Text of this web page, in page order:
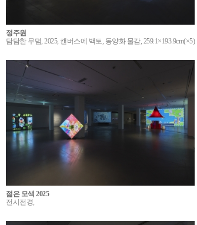
정주원
담담한 무덤, 2025, 캔버스에 백토, 동양화 물감, 259.1×193.9cm(×5)
젊은 모색 2025
전시전경,